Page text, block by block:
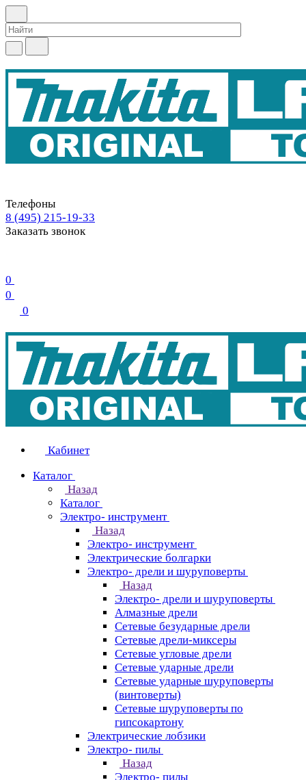
Телефоны
8 (495) 215-19-33
Заказать звонок
0
0
0
Кабинет
Каталог
Назад
Каталог
Электро- инструмент
Назад
Электро- инструмент
Электрические болгарки
Электро- дрели и шуруповерты
Назад
Электро- дрели и шуруповерты
Алмазные дрели
Сетевые безударные дрели
Сетевые дрели-миксеры
Сетевые угловые дрели
Сетевые ударные дрели
Сетевые ударные шуруповерты
(винтоверты)
Сетевые шуруповерты по
гипсокартону
Электрические лобзики
Электро- пилы
Назад
Электро- пилы